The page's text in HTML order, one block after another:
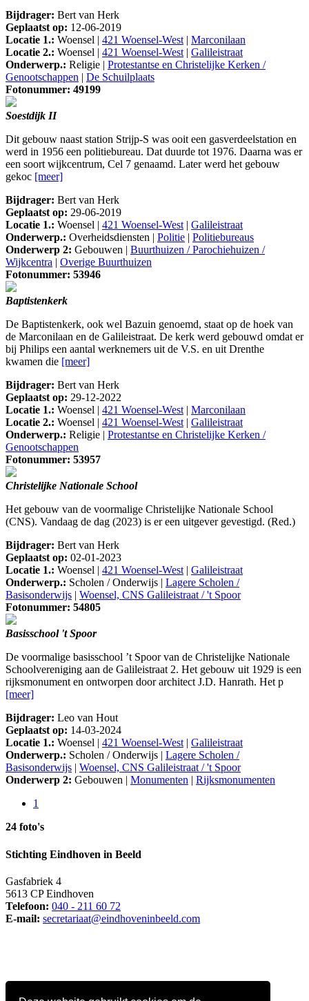
Bijdrager: Bert van Herk
Geplaatst op: 12-06-2019
Locatie 1.: Woensel | 421 Woensel-West| Marconilaan
Locatie 2.: Woensel | 421 Woensel-West| Galileistraat
Onderwerp.: Religie | Protestantse en Christelijke Kerken /
Genootschappen | De Schuilplaats
Fotonummer: 49199
Soestdijk II
Dit gebouw naast station Strijp-S was ooit een gasverdeelstation en
werd in 1956 een politiebureau. Dat duurde tot 1976. Daarna was er
een soort wijkcentrum, Cel 7 genaamd. Later werd het gebouw
gekoc [meer]
Bijdrager: Bert van Herk
Geplaatst op: 29-06-2019
Locatie 1.: Woensel | 421 Woensel-West| Galileistraat
Onderwerp.: Overheidsdiensten | Politie | Politiebureaus
Onderwerp 2: Gebouwen | Buurthuizen / Parochiehuizen /
Wijkcentra | Overige Buurthuizen
Fotonummer: 53946
Baptistenkerk
De Baptistenkerk, ook wel Bazuin genoemd, staat op de hoek van
de Marconilaan en de Galileistraat. De kerk werd gebouwd omdat er
bij Philips een aantal werknemers uit de V.S. en uit Drenthe
kwamen die [meer]
Bijdrager: Bert van Herk
Geplaatst op: 29-12-2022
Locatie 1.: Woensel | 421 Woensel-West| Marconilaan
Locatie 2.: Woensel | 421 Woensel-West| Galileistraat
Onderwerp.: Religie | Protestantse en Christelijke Kerken /
Genootschappen
Fotonummer: 53957
Christelijke Nationale School
Het gebouw van de voormalige Christelijke Nationale School
(CNS). Vandaag de dag (2023) is er een uitgever gevestigd. (Red.)
Bijdrager: Bert van Herk
Geplaatst op: 02-01-2023
Locatie 1.: Woensel | 421 Woensel-West| Galileistraat
Onderwerp.: Scholen / Onderwijs | Lagere Scholen /
Basisonderwijs | Woensel, CNS Galileistraat / 't Spoor
Fotonummer: 54805
Basisschool 't Spoor
De voormalige basisschool ’t Spoor van de Christelijke Nationale
Schoolvereniging aan de Galileistraat 2. Het gebouw uit 1929 is een
rijksmonument en ontworpen door architect J.D. Hanrath. Het p
[meer]
Bijdrager: Leo van Hout
Geplaatst op: 14-03-2024
Locatie 1.: Woensel | 421 Woensel-West| Galileistraat
Onderwerp.: Scholen / Onderwijs | Lagere Scholen /
Basisonderwijs | Woensel, CNS Galileistraat / 't Spoor
Onderwerp 2: Gebouwen | Monumenten | Rijksmonumenten
1
24 foto's
Stichting Eindhoven in Beeld
Gasfabriek 4
5613 CP Eindhoven
Telefoon: 040 - 211 60 72
E-mail: secretariaat@eindhoveninbeeld.com